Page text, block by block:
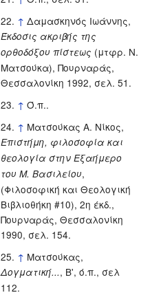
↑ Δαμασκηνός Ιωάννης,
Έκδοσις ακριβής της
ορθοδόξου πίστεως (μτφρ. Ν.
Ματσούκα), Πουρναράς,
Θεσσαλονίκη 1992, σελ. 51.
↑ Ό.π..
↑ Ματσούκας Α. Νίκος,
Επιστήμη, φιλοσοφία και
θεολογία στην Εξαήμερο
του Μ. Βασιλείου,
(Φιλοσοφική και Θεολογική
Βιβλιοθήκη #10), 2η έκδ.,
Πουρναράς, Θεσσαλονίκη
1990, σελ. 154.
↑ Ματσούκας,
Δογματική..., Β', ό.π., σελ
112.